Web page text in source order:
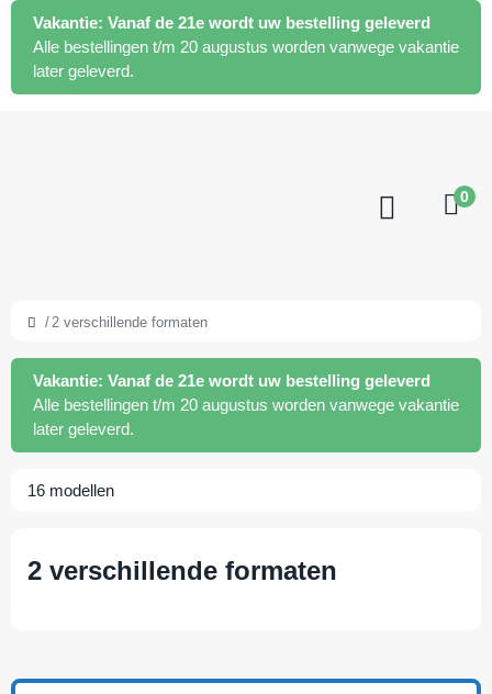
Vakantie: Vanaf de 21e wordt uw bestelling geleverd
Alle bestellingen t/m 20 augustus worden vanwege vakantie
later geleverd.
0
2 verschillende formaten
Vakantie: Vanaf de 21e wordt uw bestelling geleverd
Alle bestellingen t/m 20 augustus worden vanwege vakantie
later geleverd.
16 modellen
2 verschillende formaten